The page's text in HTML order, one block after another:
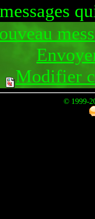
Modifier
© 1999-